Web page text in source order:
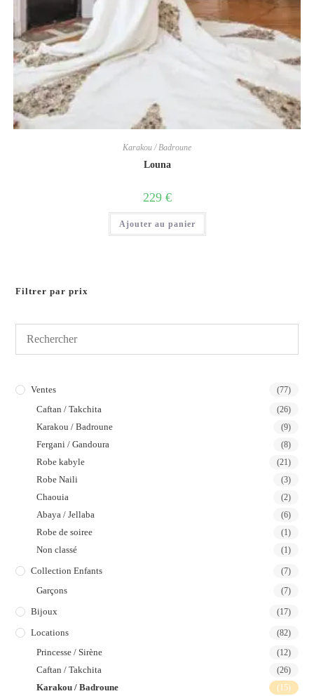
Karakou / Badroune
Louna
229 €
Ajouter au panier
Filtrer par prix
Ventes (77)
Caftan / Takchita (26)
Karakou / Badroune (9)
Fergani / Gandoura (8)
Robe kabyle (21)
Robe Naili (3)
Chaouia (2)
Abaya / Jellaba (6)
Robe de soiree (1)
Non classé (1)
Collection Enfants (7)
Garçons (7)
Bijoux (17)
Locations (82)
Princesse / Sirène (12)
Caftan / Takchita (26)
Karakou / Badroune (15)